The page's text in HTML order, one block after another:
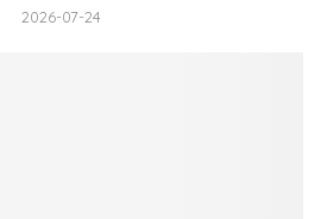
2026-07-24